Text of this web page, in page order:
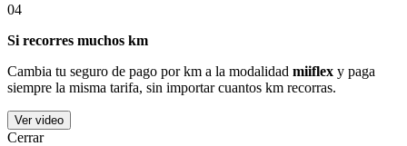
04
Si recorres muchos km
Cambia tu seguro de pago por km a la modalidad miiflex y paga
siempre la misma tarifa, sin importar cuantos km recorras.
Ver video
Cerrar